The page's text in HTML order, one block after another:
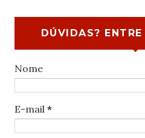
DÚVIDAS?
Nome
E-mail *